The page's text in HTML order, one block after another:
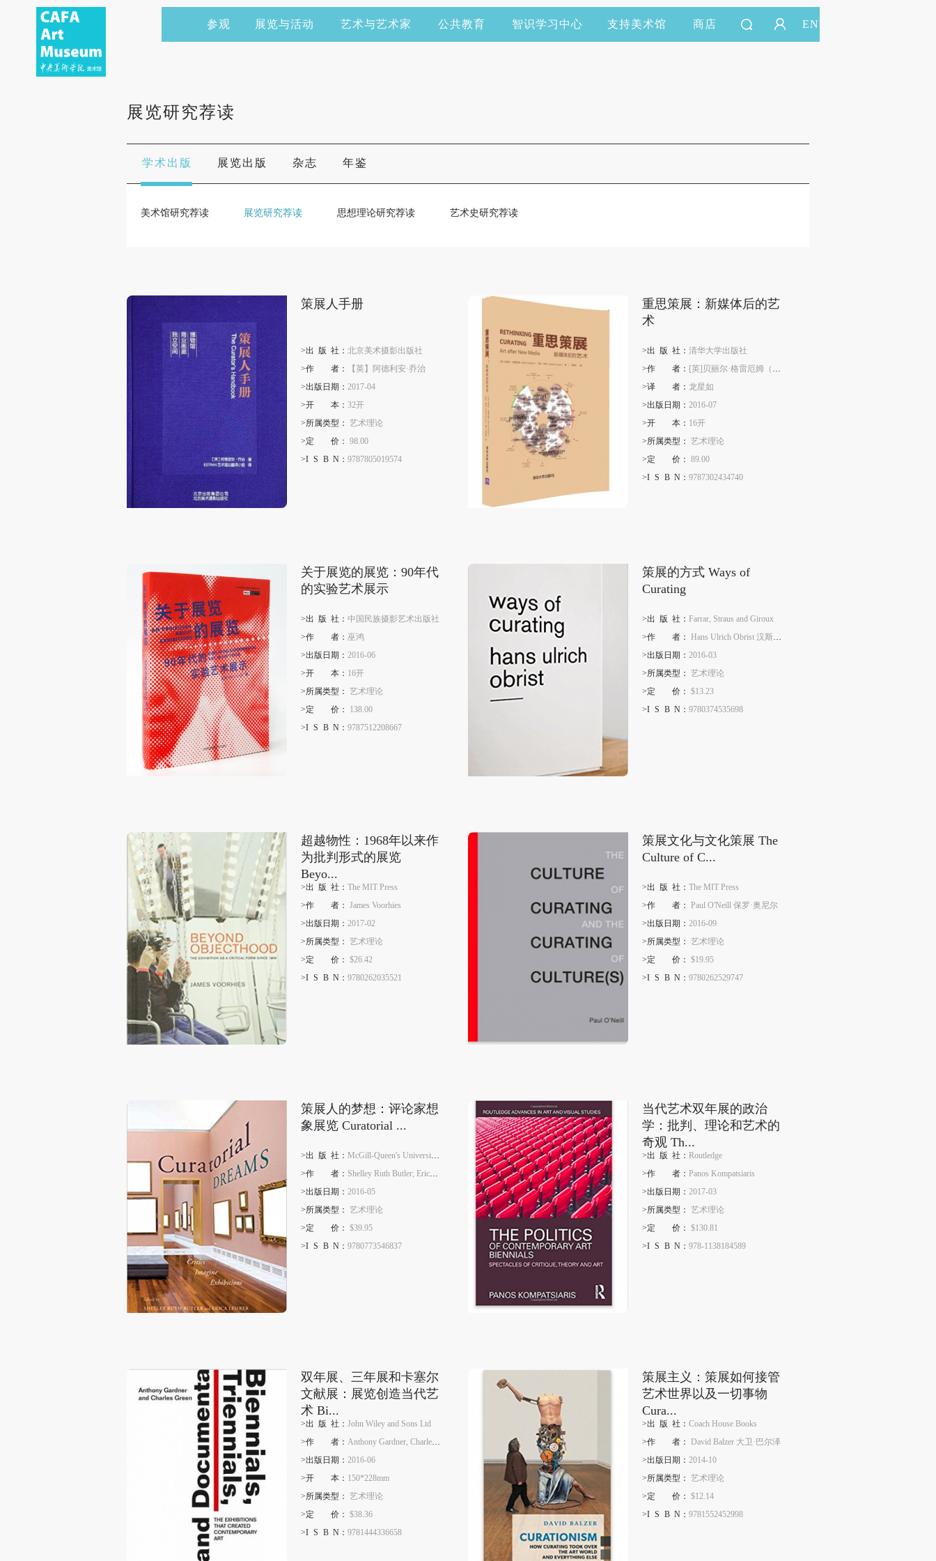
参观 展览与活动 艺术与艺术家 公共教育 智识学习中心 支持美术馆 商店 EN
展览回顾
数字美术馆
艺术出版
CAFAM 体验
捐赠
志愿者
举办活动
展览研究荐读
学术出版 展览出版 杂志 年鉴
美术馆研究荐读 展览研究荐读 思想理论研究荐读 艺术史研究荐读
策展人手册
>出 版 社： 北京美术摄影出版社
>作
者 ：
【英】阿德利安·乔治
>出版日期： 2017-04
>开
本 ： 32开
>所属类型： 艺术理论
>定
价 ： 98.00
>I S B N ： 9787805019574
重思策展：新媒体后的艺
术
>出 版 社： 清华大学出版社
>作
者 ： [英]贝丽尔·格雷厄姆（Beryl Graham）、萨拉·库克（Sarah Cook)
>译
者 ： 龙星如
>出版日期： 2016-07
>开
本 ： 16开
>所属类型： 艺术理论
>定
价 ： 89.00
>I S B N ： 9787302434740
关于展览的展览：90年代
的实验艺术展示
>出 版 社： 中国民族摄影艺术出版社
>作
者 ： 巫鸿
>出版日期： 2016-06
>开
本 ： 16开
>所属类型： 艺术理论
>定
价 ：
138.00
>I S B N ： 9787512208667
策展的方式 Ways of
Curating
>出 版 社： Farrar, Straus and Giroux
>作
者 ： Hans Ulrich Obrist 汉斯·乌尔里希·奥布里斯特
>出版日期： 2016-03
>所属类型： 艺术理论
>定
价 ： $13.23
>I S B N ： 9780374535698
超越物性：1968年以来作
为批判形式的展览
Beyo...
>出 版 社： The MIT Press
>作
者 ： James Voorhies
>出版日期： 2017-02
>所属类型： 艺术理论
>定
价 ： $26.42
>I S B N ： 9780262035521
策展文化与文化策展 The
Culture of C...
>出 版 社： The MIT Press
>作
者 ： Paul O'Neill 保罗·奥尼尔
>出版日期： 2016-09
>所属类型： 艺术理论
>定
价 ： $19.95
>I S B N ： 9780262529747
策展人的梦想：评论家想
象展览 Curatorial ...
>出 版 社： McGill-Queen's University Press
>作
者 ： Shelley Ruth Butler; Erica Lehrer
>出版日期： 2016-05
>所属类型： 艺术理论
>定
价 ： $39.95
>I S B N ： 9780773546837
当代艺术双年展的政治
学：批判、理论和艺术的
奇观 Th...
>出 版 社： Routledge
>作
者 ： Panos Kompatsiaris
>出版日期： 2017-03
>所属类型： 艺术理论
>定
价 ： $130.81
>I S B N ： 978-1138184589
双年展、三年展和卡塞尔
文献展：展览创造当代艺
术 Bi...
>出 版 社： John Wiley and Sons Ltd
>作
者 ： Anthony Gardner, Charles Rick Green
>出版日期： 2016-06
>开
本 ： 150*228mm
>所属类型： 艺术理论
>定
价 ： $38.36
>I S B N ： 9781444336658
策展主义：策展如何接管
艺术世界以及一切事物
Cura...
>出 版 社： Coach House Books
>作
者 ： David Balzer 大卫·巴尔泽
>出版日期： 2014-10
>所属类型： 艺术理论
>定
价 ： $12.14
>I S B N ： 9781552452998
手机号码
验证码